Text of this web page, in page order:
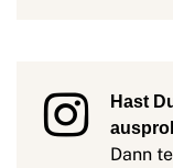
Hast
Dann